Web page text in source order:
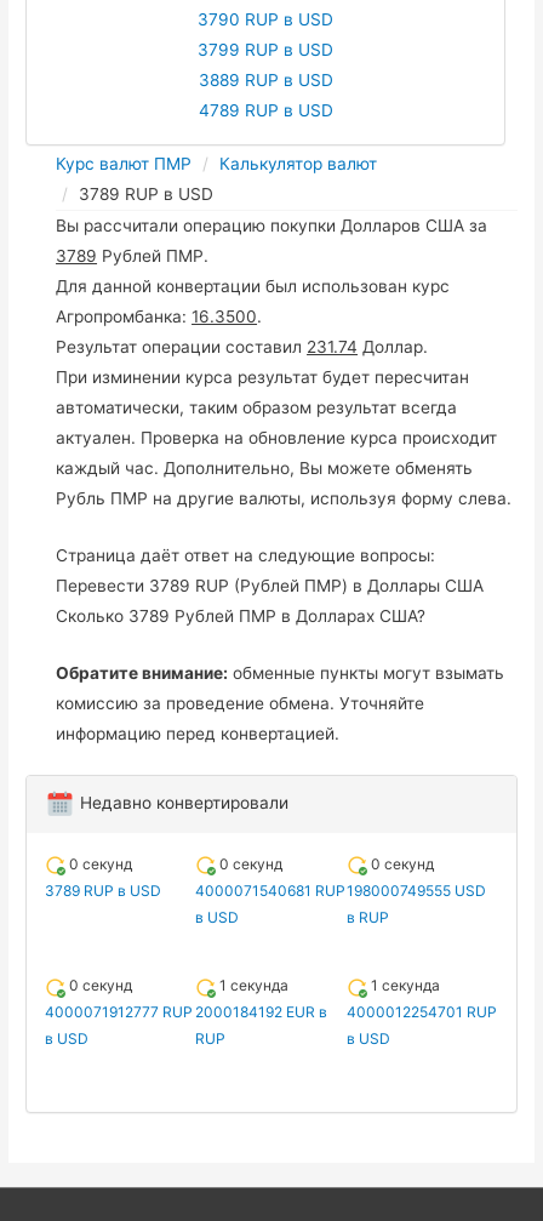
3790 RUP в USD
3799 RUP в USD
3889 RUP в USD
4789 RUP в USD
Курс валют ПМР
Калькулятор валют
3789 RUP в USD
Вы рассчитали операцию покупки Долларов США за
3789 Рублей ПМР.
Для данной конвертации был использован курс
Агропромбанка:16.3500.
Результат операции составил 231.74 Доллар.
При изминении курса результат будет пересчитан
автоматически, таким образом результат всегда
актуален. Проверка на обновление курса происходит
каждый час. Дополнительно, Вы можете обменять
Рубль ПМР на другие валюты, используя форму слева.
Страница даёт ответ на следующие вопросы:
Перевести 3789 RUP (Рублей ПМР) в Доллары США
Сколько 3789 Рублей ПМР в Долларах США?
Обратите внимание: обменные пункты могут взымать
комиссию за проведение обмена. Уточняйте
информацию перед конвертацией.
Недавно конвертировали
0 секунд
3789 RUP в USD
0 секунд
4000071540681 RUP
в USD
0 секунд
198000749555 USD
в RUP
0 секунд
4000071912777 RUP
в USD
1 секунда
2000184192 EUR в
RUP
1 секунда
4000012254701 RUP
в USD